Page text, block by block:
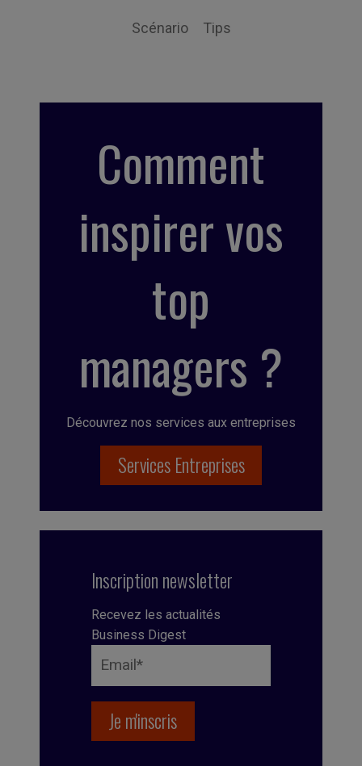
Scénario Tips
Comment
inspirer vos
top
managers ?
Découvrez nos services aux entreprises
Services Entreprises
Inscription newsletter
Recevez les actualités
Business Digest